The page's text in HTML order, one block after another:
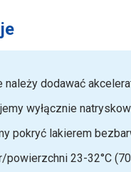
należy dodawać
wyłącznie
pokryć lakierem
powierzchni 23-32°C